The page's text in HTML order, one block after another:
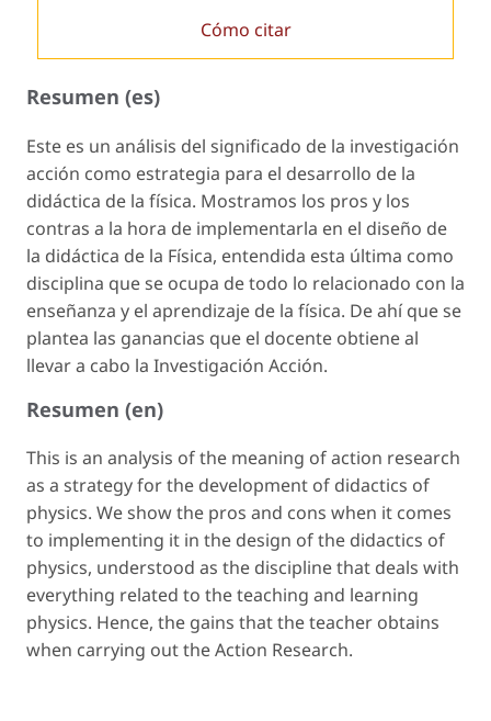
Cómo citar
Resumen (es)
Este es un análisis del significado de la investigación
acción como estrategia para el desarrollo de la
didáctica de la física. Mostramos los pros y los
contras a la hora de implementarla en el diseño de
la didáctica de la Física, entendida esta última como
disciplina que se ocupa de todo lo relacionado con la
enseñanza y el aprendizaje de la física. De ahí que se
plantea las ganancias que el docente obtiene al
llevar a cabo la Investigación Acción.
Resumen (en)
This is an analysis of the meaning of action research
as a strategy for the development of didactics of
physics. We show the pros and cons when it comes
to implementing it in the design of the didactics of
physics, understood as the discipline that deals with
everything related to the teaching and learning
physics. Hence, the gains that the teacher obtains
when carrying out the Action Research.